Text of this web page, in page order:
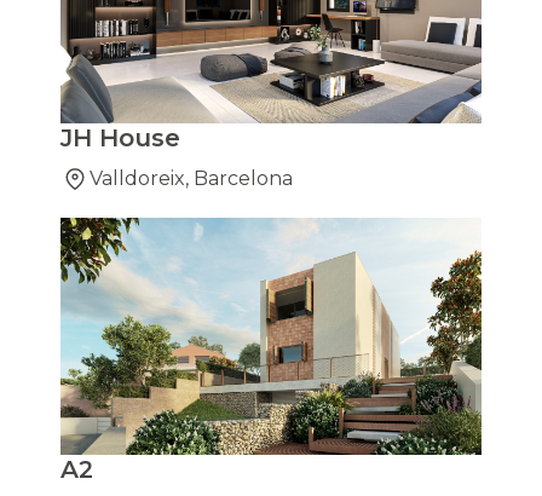
JH House
Valldoreix, Barcelona
A2